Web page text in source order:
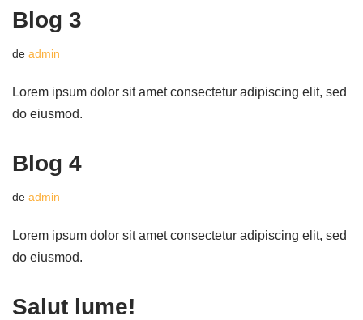
Blog 3
de admin
Lorem ipsum dolor sit amet consectetur adipiscing elit, sed
do eiusmod.
Blog 4
de admin
Lorem ipsum dolor sit amet consectetur adipiscing elit, sed
do eiusmod.
Salut lume!